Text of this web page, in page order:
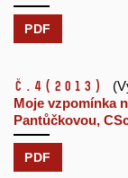
PDF
č.4 (2013)
Moje vzpomínka
Pantůčkovou,
PDF